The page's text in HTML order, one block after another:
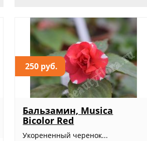
250 руб.
Бальзамин, Musica
Bicolor Red
Укорененный черенок...